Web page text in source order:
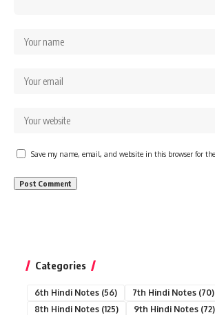
Save my name, email, and website in this browser for
Categories
6th Hindi Notes (56) 7th Hindi Notes (70)
8th Hindi Notes (125) 9th Hindi Notes (72)